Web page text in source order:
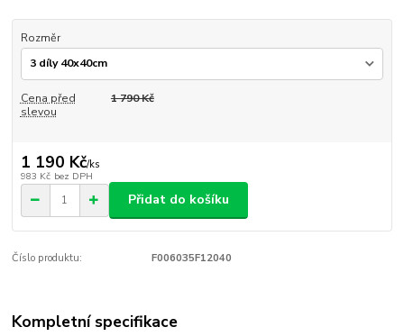
Rozměr
Cena před
slevou
1 790 Kč
1 190 Kč/ks
983 Kč bez DPH
Přidat do košíku
Číslo produktu: F006035F12040
Kompletní specifikace